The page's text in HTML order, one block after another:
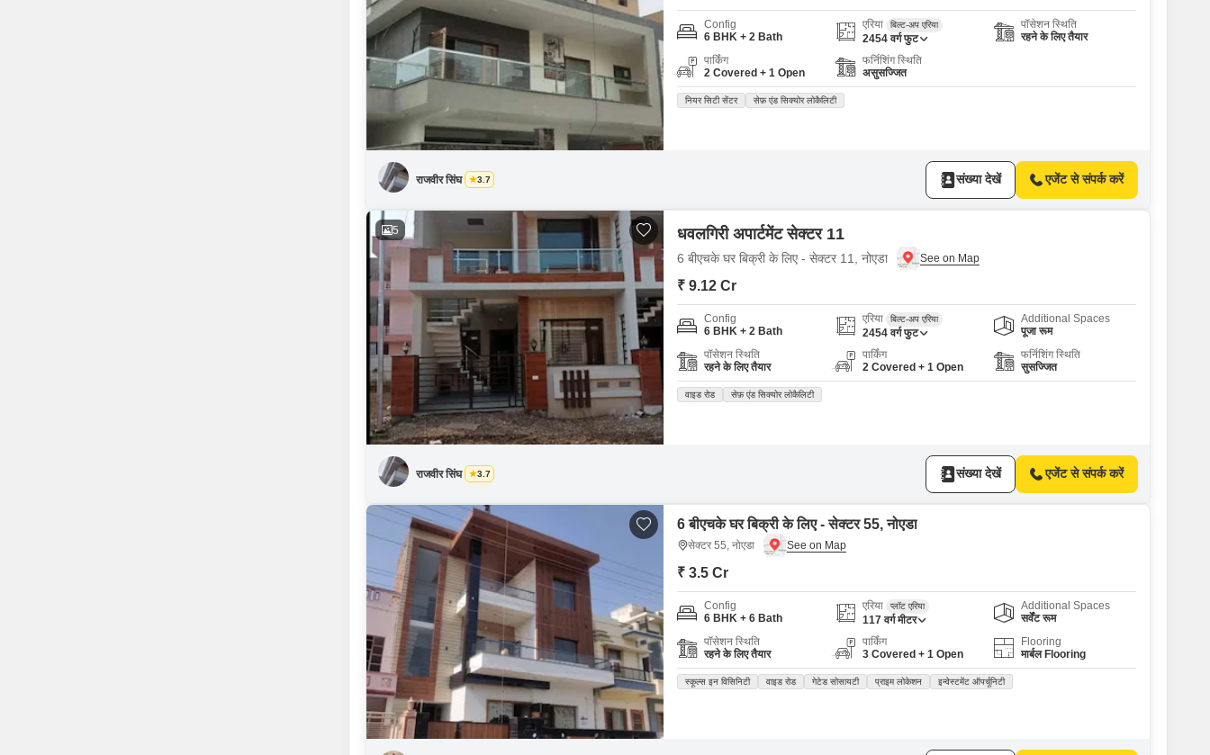
Config
6 BHK + 2 Bath
एरिया बिल्ट-अप एरिया
2454 वर्ग फुट
पॉसेशन स्थिति
रहने के लिए तैयार
पार्किंग
2 Covered + 1 Open
फर्निशिंग स्थिति
असुसज्जित
नियर सिटी सेंटर सेफ़ एंड सिक्योर लोकैलिटी
राजवीर सिंघ 3.7 संख्या देखें एजेंट से संपर्क करें
5 धवलगिरी अपार्टमेंट सेक्टर 11
6 बीएचके घर बिक्री के लिए - सेक्टर 11, नोएडा
₹ 9.12 Cr
Config
6 BHK + 2 Bath
एरिया बिल्ट-अप एरिया
2454 वर्ग फुट
Additional Spaces
पूजा रूम
पॉसेशन स्थिति
रहने के लिए तैयार
पार्किंग
2 Covered + 1 Open
फर्निशिंग स्थिति
सुसज्जित
वाइड रोड सेफ़ एंड सिक्योर लोकैलिटी
राजवीर सिंघ 3.7 संख्या देखें एजेंट से संपर्क करें
6 बीएचके घर बिक्री के लिए - सेक्टर 55, नोएडा
सेक्टर 55, नोएडा
₹ 3.5 Cr
Config
6 BHK + 6 Bath
एरिया प्लॉट एरिया
117 वर्ग मीटर
Additional Spaces
सर्वेंट रूम
पॉसेशन स्थिति
रहने के लिए तैयार
पार्किंग
3 Covered + 1 Open
Flooring
मार्बल Flooring
स्कूल्स इन विसिनिटी वाइड रोड गेटेड सोसायटी प्राइम लोकेशन इन्वेस्टमेंट ऑपर्चूनिटी